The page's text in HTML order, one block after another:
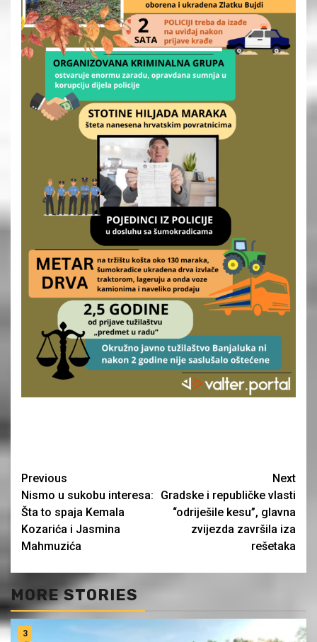
Continue
Reading
Previous
Nismo u sukobu interesa:
Šta to spaja Kemala
Kozarića i Jasmina
Mahmuzića
Next
Gradske i republičke vlasti
“odriješile kesu”, glavna
zvijezda završila iza
rešetaka
MORE STORIES
3